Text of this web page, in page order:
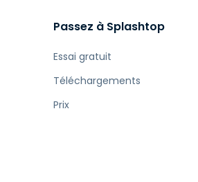
Passez à Splashtop
Essai gratuit
Téléchargements
Prix